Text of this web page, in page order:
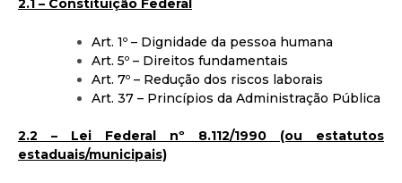
2.1 – Constituição Federal
Art. 1º – Dignidade da pessoa humana
Art. 5º – Direitos fundamentais
Art. 7º – Redução dos riscos laborais
Art. 37 – Princípios da Administração Pública
2.2 – Lei Federal nº 8.112/1990 (ou estatutos
estaduais/municipais)